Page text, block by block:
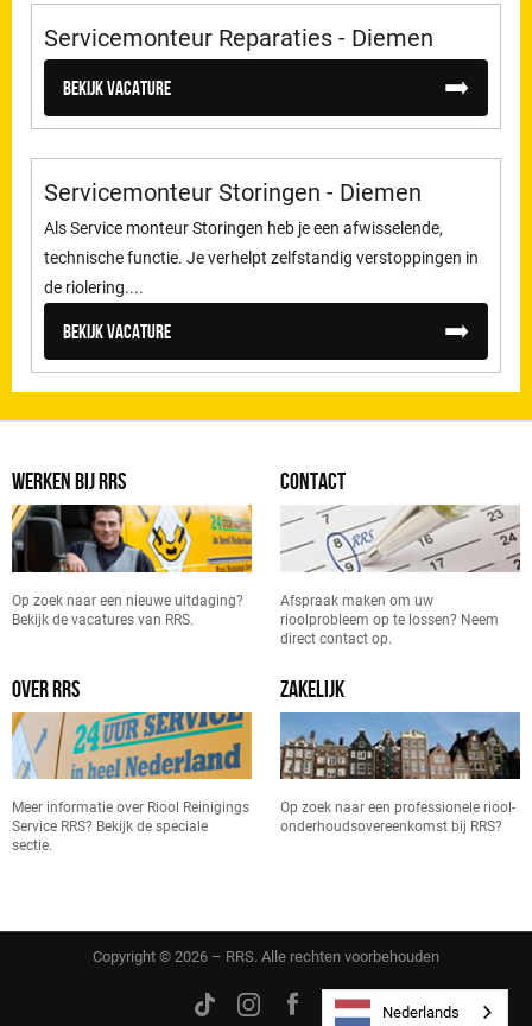
Servicemonteur Reparaties - Diemen
Bekijk vacature
Servicemonteur Storingen - Diemen
Als Service monteur Storingen heb je een afwisselende,
technische functie. Je verhelpt zelfstandig verstoppingen in
de riolering....
Bekijk vacature
WERKEN BIJ RRS
Op zoek naar een nieuwe uitdaging?
Bekijk de vacatures van RRS.
CONTACT
Afspraak maken om uw
rioolprobleem op te lossen? Neem
direct contact op.
OVER RRS
Meer informatie over Riool Reinigings
Service RRS? Bekijk de speciale
sectie.
ZAKELIJK
Op zoek naar een professionele riool-
onderhoudsovereenkomst bij RRS?
Copyright © 2026 – RRS. Alle rechten voorbehouden
Nederlands